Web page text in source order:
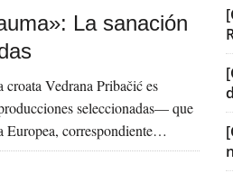
La sanación
Vedrana Pribačić es
seleccionadas— que
Europea, correspondiente…